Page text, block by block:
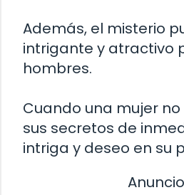
Además, el misterio
intrigante y atractivo
hombres.
Cuando una mujer
sus secretos de
intriga y deseo en su